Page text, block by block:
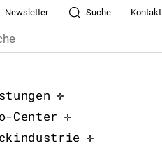
Newsletter Suche Kontakt
Center